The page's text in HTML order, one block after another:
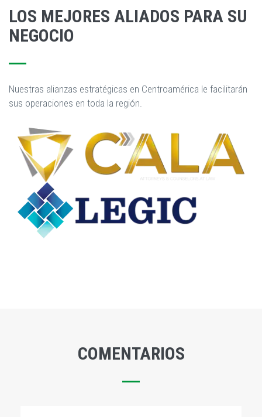
LOS MEJORES ALIADOS PARA SU
NEGOCIO
Nuestras alianzas estratégicas en Centroamérica le facilitarán
sus operaciones en toda la región.
COMENTARIOS